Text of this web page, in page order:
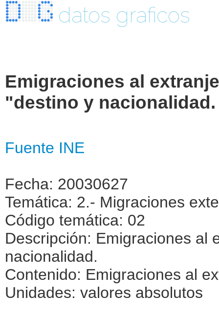
datos graficos
Emigraciones al
"destino y nacionalidad.
Fuente INE
Fecha: 20030627
Temática: 2.- Migraciones
Código temática: 02
Descripción: Emigraciones al
nacionalidad.
Contenido: Emigraciones al
Unidades: valores absolutos